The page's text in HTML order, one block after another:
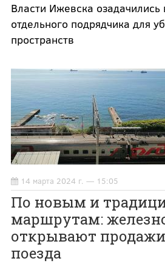
Власти Ижевска
отдельного подрядчика для
пространств
14 марта 2024 г. — 15:05
По новым и
маршрутам:
открывают
поезда